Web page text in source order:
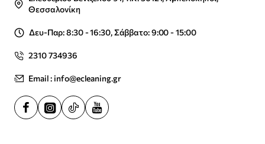
Θεσσαλονίκη
Δευ-Παρ: 8:30 - 16:30, Σάββατο: 9:00 - 15:00
2310 734936
Email : info@ecleaning.gr